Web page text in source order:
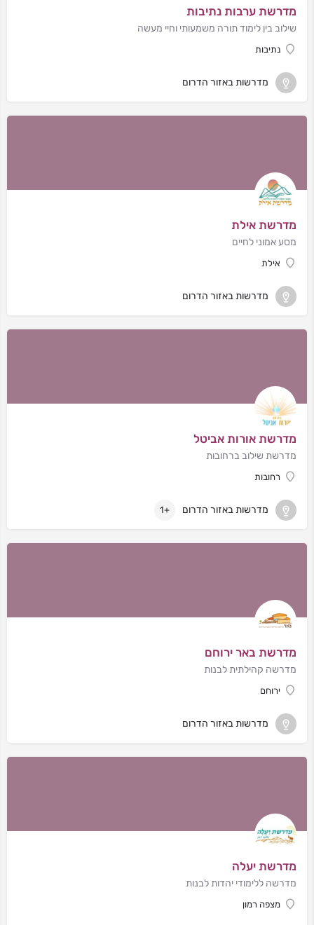
מדרשת ערבות נתיבות
שילוב בין לימוד תורה משמעותי וחיי מעשה
נתיבות
מדרשות באזור הדרום
מדרשת אילת
מסע אמוני לחיים
אילת
מדרשות באזור הדרום
מדרשת אורות אביטל
מדרשת שילוב ברחובות
רחובות
מדרשות באזור הדרום +1
מדרשת באר ירוחם
מדרשה קהילתית לבנות
ירוחם
מדרשות באזור הדרום
מדרשת יעלה
מדרשה ללימודי יהדות לבנות
מצפה רמון